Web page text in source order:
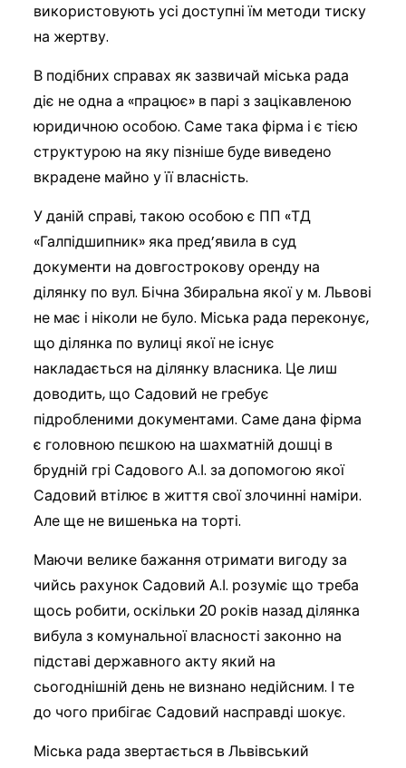
використовують усі доступні їм методи тиску
на жертву.
В подібних справах як зазвичай міська рада
діє не одна а «працює» в парі з зацікавленою
юридичною особою. Саме така фірма і є тією
структурою на яку пізніше буде виведено
вкрадене майно у її власність.
У даній справі, такою особою є ПП «ТД
«Галпідшипник» яка пред’явила в суд
документи на довгострокову оренду на
ділянку по вул. Бічна Збиральна якої у м. Львові
не має і ніколи не було. Міська рада переконує,
що ділянка по вулиці якої не існує
накладається на ділянку власника. Це лиш
доводить, що Садовий не гребує
підробленими документами. Саме дана фірма
є головною пєшкою на шахматній дошці в
брудній грі Садового А.І. за допомогою якої
Садовий втілює в життя свої злочинні наміри.
Але ще не вишенька на торті.
Маючи велике бажання отримати вигоду за
чийсь рахунок Садовий А.І. розуміє що треба
щось робити, оскільки 20 років назад ділянка
вибула з комунальної власності законно на
підставі державного акту який на
сьогоднішній день не визнано недійсним. І те
до чого прибігає Садовий насправді шокує.
Міська рада звертається в Львівський